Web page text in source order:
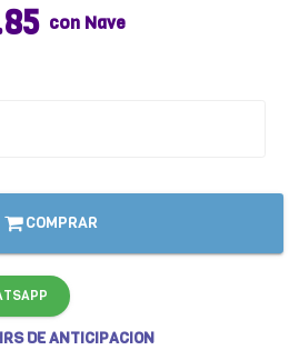
con Nave
COMPRAR
DE ANTICIPACION